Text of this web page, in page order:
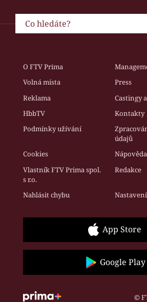
O FTV Prima
Volná místa
Press
Reklama
Castingy
HbbTV
Kontakty
Podmínky užívání
údajů
Cookies
Nápověda
Vlastník FTV Prima spol.
s r.o.
Redakce
Nahlásit chybu
App Store
Google Play
©